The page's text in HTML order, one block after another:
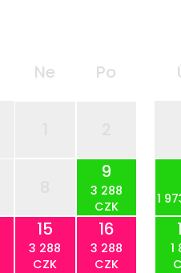
Ne Po
9
3 288
CZK
15
3 288
CZK
16
3 288
CZK
1
1